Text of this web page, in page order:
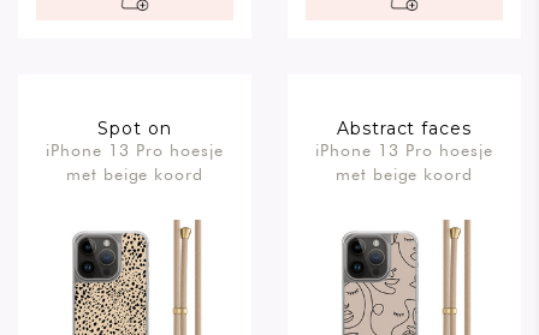
Spot on
iPhone 13 Pro hoesje
met beige koord
Abstract faces
iPhone 13 Pro hoesje
met beige koord